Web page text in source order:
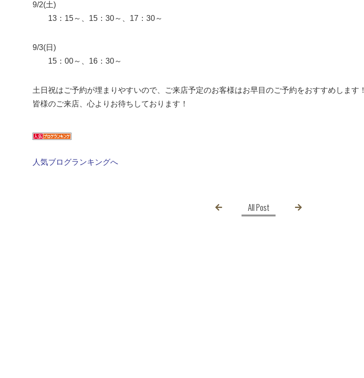
9/2(土)
13：15～、15：30～、17：30～
9/3(日)
15：00～、16：30～
土日祝はご予約が埋まりやすいので、ご来店予定のお客様はお早目のご予約をおすすめします！
皆様のご来店、心よりお待ちしております！
人気ブログランキングへ
All Post